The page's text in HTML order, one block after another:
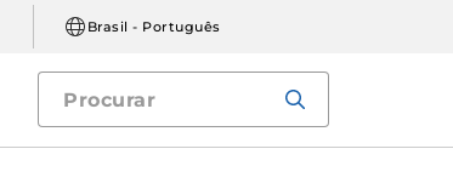
Brasil - Português